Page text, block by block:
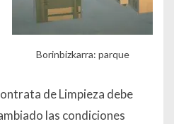
Borinbizkarra: parque
de Limpieza debe
las condiciones